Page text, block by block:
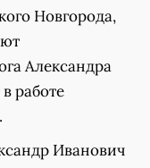
Новгорода,
Александра
работе
Иванович